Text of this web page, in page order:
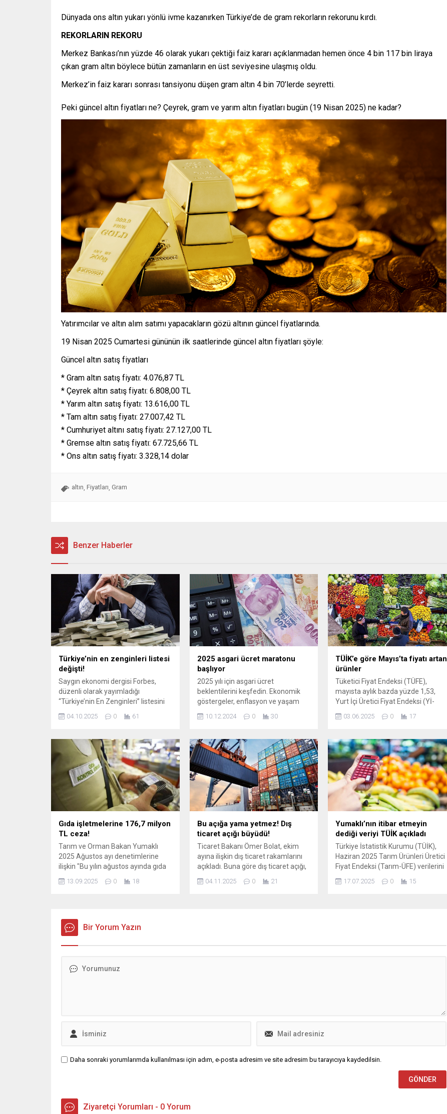
Dünyada ons altın yukarı yönlü ivme kazanırken Türkiye’de de gram rekorların rekorunu kırdı.
REKORLARIN REKORU
Merkez Bankası’nın yüzde 46 olarak yukarı çektiği faiz kararı açıklanmadan hemen önce 4 bin 117 bin liraya
çıkan gram altın böylece bütün zamanların en üst seviyesine ulaşmış oldu.
Merkez’in faiz kararı sonrası tansiyonu düşen gram altın 4 bin 70’lerde seyretti.
Peki güncel altın fiyatları ne? Çeyrek, gram ve yarım altın fiyatları bugün (19 Nisan 2025) ne kadar?
Yatırımcılar ve altın alım satımı yapacakların gözü altının güncel fiyatlarında.
19 Nisan 2025 Cumartesi gününün ilk saatlerinde güncel altın fiyatları şöyle:
Güncel altın satış fiyatları
* Gram altın satış fiyatı: 4.076,87 TL
* Çeyrek altın satış fiyatı: 6.808,00 TL
* Yarım altın satış fiyatı: 13.616,00 TL
* Tam altın satış fiyatı: 27.007,42 TL
* Cumhuriyet altını satış fiyatı: 27.127,00 TL
* Gremse altın satış fiyatı: 67.725,66 TL
* Ons altın satış fiyatı: 3.328,14 dolar
altın Fiyatları Gram
Benzer Haberler
Türkiye’nin en zenginleri listesi
değişti!
Saygın ekonomi dergisi Forbes,
düzenli olarak yayımladığı
“Türkiye’nin En Zenginleri” listesini
bölümünde aynı isimler yer alsa da
sıralamayı değiştirdi. Zirvede
yaşanan değişim, iş ...
04.10.2025 0 61
2025 asgari ücret maratonu
başlıyor
2025 yılı için asgari ücret
beklentilerini keşfedin. Ekonomik
göstergeler, enflasyon ve yaşam
ücretin ne yönde değişeceği
konuyu kaçırmayın!
10.12.2024 0 30
TÜİK’e göre Mayıs’ta fiyatı artan
ürünler
Tüketici Fiyat Endeksi (TÜFE),
mayısta aylık bazda yüzde 1,53,
Yurt İçi Üretici Fiyat Endeksi (Yİ-
enflasyon, tüketici fiyatlarında
fiyatlarında yüzde 23,13 olarak
kayıtlara geçti. Açıklanan veriler
doğrultusunda hangi ürünün fiyatı
nasıl değişti? İşte detaylar....
03.06.2025 0 17
Gıda işletmelerine 176,7 milyon
TL ceza!
Tarım ve Orman Bakan Yumaklı
2025 Ağustos ayı denetimlerine
ilişkin "Bu yılın ağustos ayında gıda
işletmelerine toplam 91 bin 820
adet resmi kontrol gerçekleştirilmiş
13.09.2025 0 18
Bu açığa yama yetmez! Dış
ticaret açığı büyüdü!
Ticaret Bakanı Ömer Bolat, ekim
ayına ilişkin dış ticaret rakamlarını
açıkladı. Buna göre dış ticaret açığı,
geçen yılın aynı dönemine göre
yüzde 24 artarak 7,4 milyar dolara
04.11.2025 0 21
Yumaklı’nın itibar etmeyin
dediği veriyi TÜİK açıkladı
Türkiye İstatistik Kurumu (TÜİK),
Haziran 2025 Tarım Ürünleri Üretici
Fiyat Endeksi (Tarım-ÜFE) verilerini
açıkladı. Haziran ayında çiftçinin
üretim maliyetleri yıllık bazda yüzde
17.07.2025 0 15
Bir Yorum Yazın
Daha sonraki yorumlarımda kullanılması için adım, e-posta adresim ve site adresim bu tarayıcıya kaydedilsin.
Ziyaretçi Yorumları - 0 Yorum